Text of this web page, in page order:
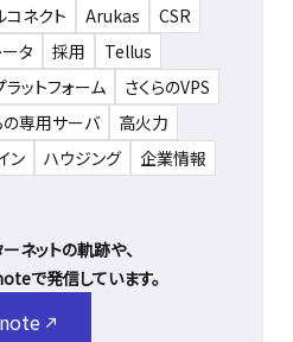
コネクト
Arukas
CSR
タ
採用
Tellus
ラットフォーム
さくらのVPS
の専用サーバ
高火力
ン ハウジング 企業情報
ーネットの軌跡や、
で発信しています。
note